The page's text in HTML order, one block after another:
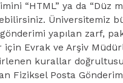
“HTML” ya da “Düz
Üniversitemiz
yapılan zarf,
için Evrak ve Arşiv
kurallar
Fiziksel Posta